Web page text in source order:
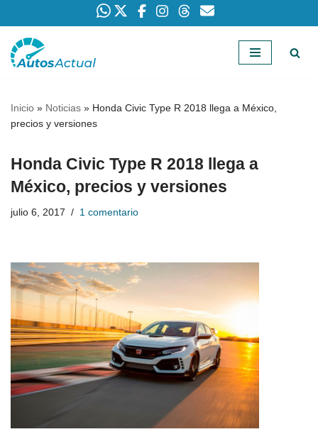
Saltar
Inicio » Noticias » Honda Civic Type R 2018 llega a México,
precios y versiones
Honda Civic Type R 2018 llega a
México, precios y versiones
julio 6, 2017 1 comentario